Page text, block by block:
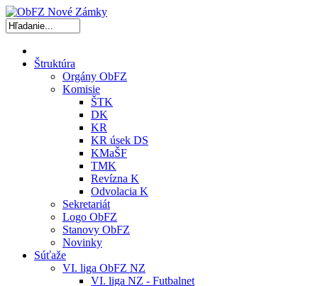
Štruktúra
Orgány ObFZ
Komisie
ŠTK
DK
KR
KR úsek DS
KMaŠF
TMK
Revízna K
Odvolacia K
Sekretariát
Logo ObFZ
Stanovy ObFZ
Novinky
Súťaže
VI. liga ObFZ NZ
VI. liga NZ - Futbalnet